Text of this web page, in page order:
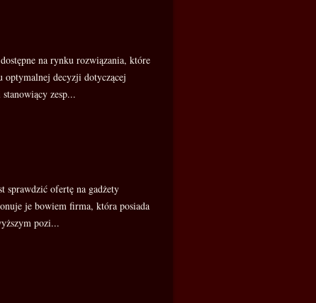
na rynku rozwiązania, które
optymalnej decyzji dotyczącej
zesp...
sprawdzić ofertę na gadżety
je bowiem firma, która posiada
pozi...